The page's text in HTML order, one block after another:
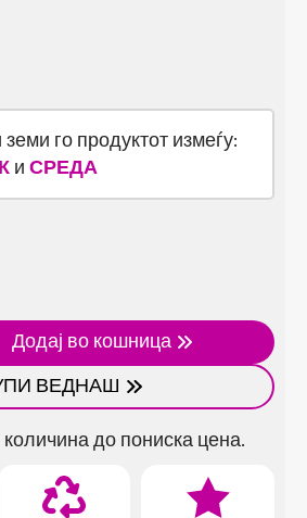
го продуктот измеѓу:
и СРЕДА
Додај во кошница
ВЕДНАШ
до пониска цена.